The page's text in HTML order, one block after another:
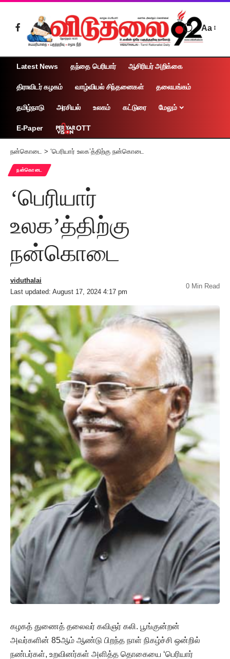
Aa
Latest News தந்தை பெரியார் ஆசிரியர் அறிக்கை
திராவிடர் கழகம் வாழ்வியல் சிந்தனைகள் தலையங்கம்
தமிழ்நாடு அரசியல் உலகம் கட்டுரை மேலும்
E-Paper OTT
நன்கொடை > ‘பெரியார் உலக’த்திற்கு நன்கொடை
நன்கொடை
‘பெரியார்
உலக’த்திற்கு
நன்கொடை
Last updated: August 17, 2024 4:17 pm
viduthalai
0 Min Read
கழகத் துணைத் தலைவர் கவிஞர் கலி. பூங்குன்றன்
அவர்களின் 85ஆம் ஆண்டு பிறந்த நாள் நிகழ்ச்சி ஒன்றில்
நண்பர்கள், உறவினர்கள் அளித்த தொகையை ‘பெரியார்